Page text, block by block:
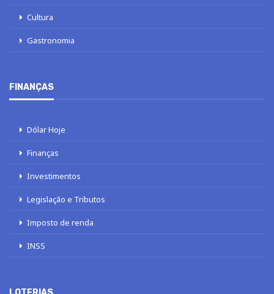
Cultura
Gastronomia
FINANÇAS
Dólar Hoje
Finanças
Investimentos
Legislação e Tributos
Imposto de renda
INSS